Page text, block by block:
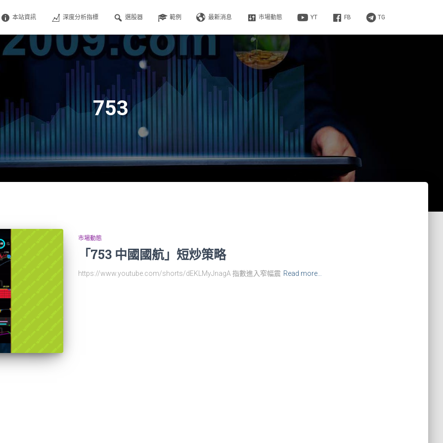
本站資訊 深度分析指標 選股器 範例 最新消息 市場動態 YT FB TG
753
市場動態
「753 中國國航」短炒策略
https://www.youtube.com/shorts/dEKLMyJnagA 指數進入窄幅震 Read more…